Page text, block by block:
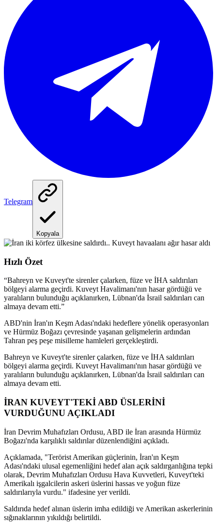
Telegram
Kopyala
Hızlı Özet
“Bahreyn ve Kuveyt'te sirenler çalarken, füze ve İHA saldırıları
bölgeyi alarma geçirdi. Kuveyt Havalimanı'nın hasar gördüğü ve
yaralıların bulunduğu açıklanırken, Lübnan'da İsrail saldırıları can
almaya devam etti.”
ABD'nin İran'ın Keşm Adası'ndaki hedeflere yönelik operasyonları
ve Hürmüz Boğazı çevresinde yaşanan gelişmelerin ardından
Tahran peş peşe misilleme hamleleri gerçekleştirdi.
Bahreyn ve Kuveyt'te sirenler çalarken, füze ve İHA saldırıları
bölgeyi alarma geçirdi. Kuveyt Havalimanı'nın hasar gördüğü ve
yaralıların bulunduğu açıklanırken, Lübnan'da İsrail saldırıları can
almaya devam etti.
İRAN KUVEYT'TEKİ ABD ÜSLERİNİ
VURDUĞUNU AÇIKLADI
İran Devrim Muhafızları Ordusu, ABD ile İran arasında Hürmüz
Boğazı'nda karşılıklı saldırılar düzenlendiğini açıkladı.
Açıklamada, "Terörist Amerikan güçlerinin, İran'ın Keşm
Adası'ndaki ulusal egemenliğini hedef alan açık saldırganlığına tepki
olarak, Devrim Muhafızları Ordusu Hava Kuvvetleri, Kuveyt'teki
Amerikalı işgalcilerin askeri üslerini hassas ve yoğun füze
saldırılarıyla vurdu." ifadesine yer verildi.
Saldırıda hedef alınan üslerin imha edildiği ve Amerikan askerlerinin
sığınaklarının yıkıldığı belirtildi.